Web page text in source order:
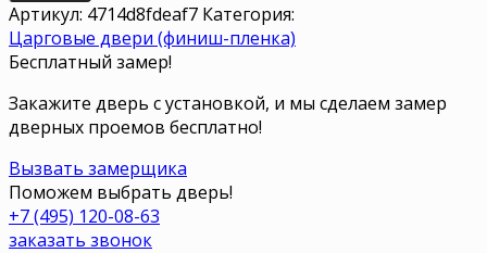
Артикул: 4714d8fdeaf7 Категория:
Царговые двери (финиш-пленка)
Бесплатный замер!
Закажите дверь с установкой, и мы сделаем замер
дверных проемов бесплатно!
Вызвать замерщика
Поможем выбрать дверь!
+7 (495) 120-08-63
заказать звонок